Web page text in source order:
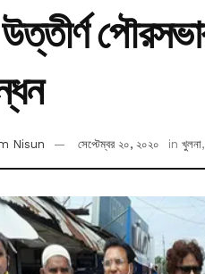
Nisun সেপ্টেম্বর ২০, ২০২০ in খুলনা,